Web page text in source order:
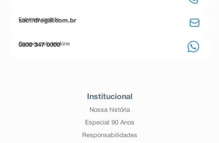
Entre em contato
sac@drogal.com.br
Compre pelo telefone
0800 347 0000
Institucional
Nossa história
Especial 90 Anos
Responsabilidades